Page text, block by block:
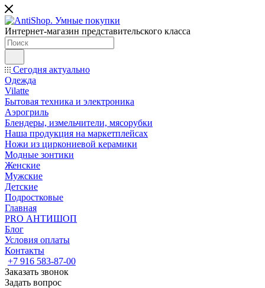
Интернет-магазин представительского класса
Сегодня актуально
Одежда
Vilatte
Бытовая техника и электроника
Аэрогриль
Блендеры, измельчители, мясорубки
Наша продукция на маркетплейсах
Ножи из циркониевой керамики
Модные зонтики
Женские
Мужские
Детские
Подростковые
Главная
PRO АНТИШОП
Блог
Условия оплаты
Контакты
+7 916 583-87-00
Заказать звонок
Задать вопрос